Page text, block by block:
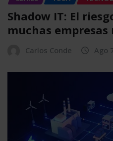
Shadow IT: El
muchas
Carlos Conde Ago